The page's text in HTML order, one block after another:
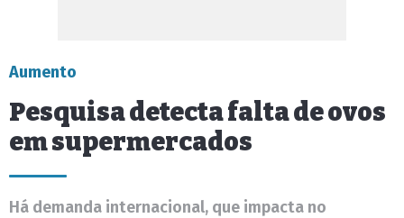
Aumento
Pesquisa detecta falta de ovos
em supermercados
Há demanda internacional, que impacta no